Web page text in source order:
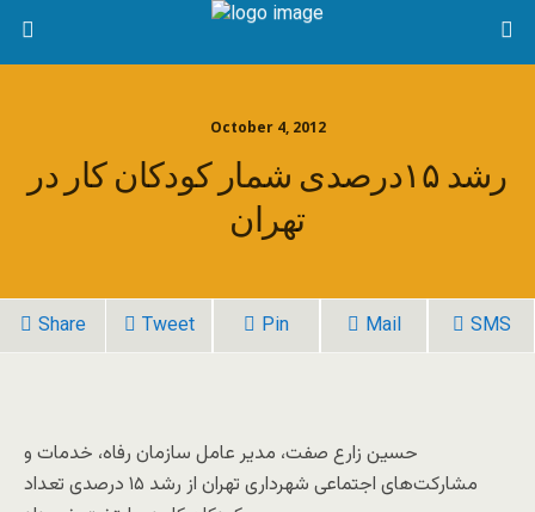
October 4, 2012
رشد ۱۵درصدی شمار کودکان کار در
تهران
Share Tweet Pin Mail SMS
حسین زارع صفت، مدیر عامل سازمان رفاه، خدمات و
مشارکت‌های اجتماعی شهرداری تهران از رشد ۱۵ درصدی تعداد